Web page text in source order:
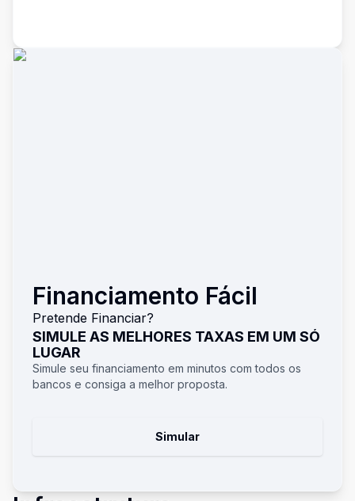
Financiamento Fácil
Pretende Financiar?
SIMULE AS MELHORES TAXAS EM UM SÓ
LUGAR
Simule seu financiamento em minutos com todos os
bancos e consiga a melhor proposta.
Simular